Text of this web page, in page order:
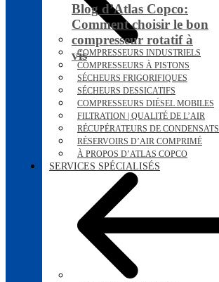
Blog d’Atlas Copco:
Comment choisir le bon
compresseur rotatif à
vis
COMPRESSEURS INDUSTRIELS
COMPRESSEURS À PISTONS
SÉCHEURS FRIGORIFIQUES
SÉCHEURS DESSICATIFS
COMPRESSEURS DIÉSEL MOBILES
FILTRATION | QUALITÉ DE L’AIR
RÉCUPÉRATEURS DE CONDENSATS
RÉSERVOIRS D’AIR COMPRIMÉ
À PROPOS D’ATLAS COPCO
SERVICES SPÉCIALISÉS